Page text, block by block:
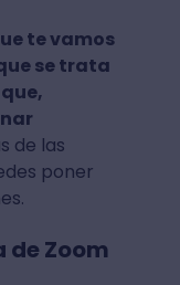
te vamos
se trata
de las
poner
de Zoom